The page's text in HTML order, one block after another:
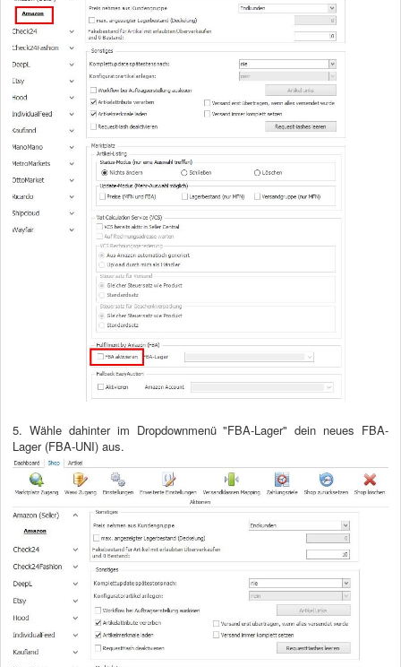
5. Wähle dahinter im Dropdownmenü "FBA-Lager" dein neues FBA-
Lager (FBA-UNI) aus.